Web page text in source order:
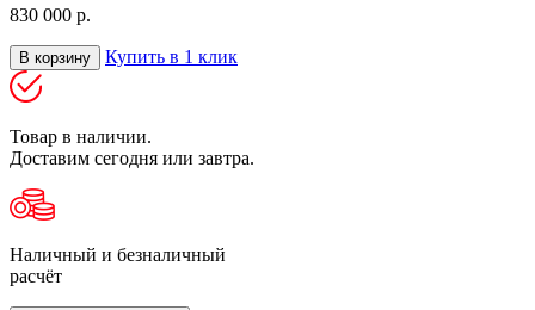
830 000 р.
В корзину Купить в 1 клик
Товар в наличии.
Доставим сегодня или завтра.
Наличный и безналичный
расчёт